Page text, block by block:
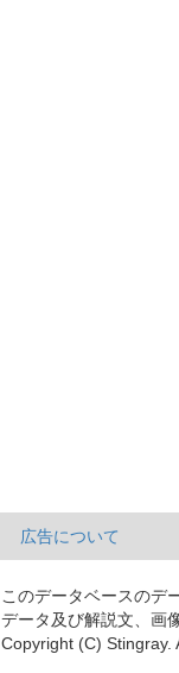
広告について
このデータベースのデ
データ及び解説文、画
Copyright (C) Stingray.